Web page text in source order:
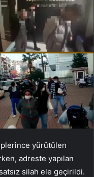
yürütülen
adreste yapılan
silah ele geçirildi.